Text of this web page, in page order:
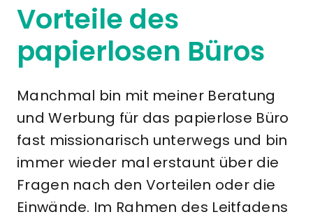
Vorteile des
papierlosen Büros
Manchmal bin mit meiner Beratung
und Werbung für das papierlose Büro
fast missionarisch unterwegs und bin
immer wieder mal erstaunt über die
Fragen nach den Vorteilen oder die
Einwände. Im Rahmen des Leitfadens